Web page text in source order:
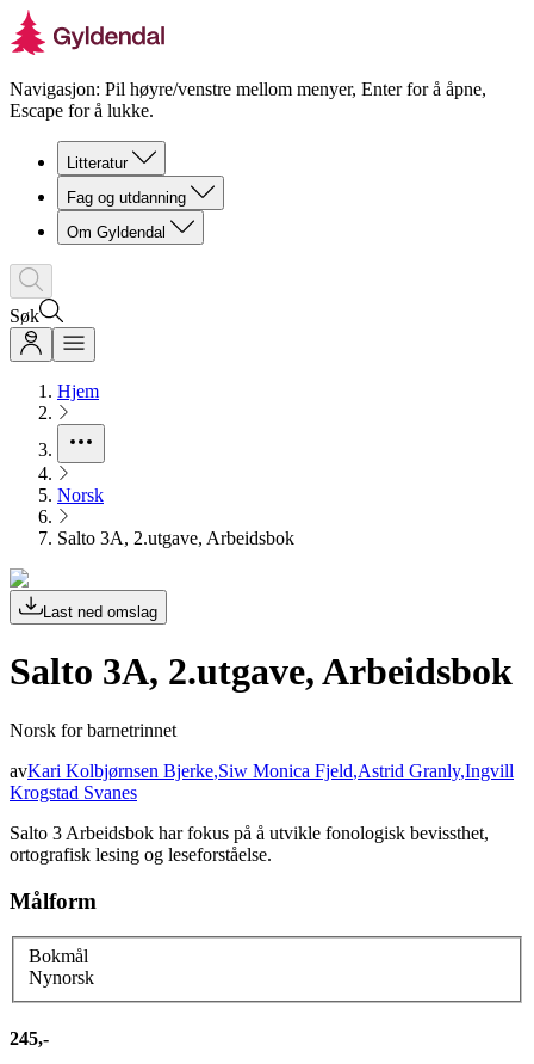
Navigasjon: Pil høyre/venstre mellom menyer, Enter for å åpne,
Escape for å lukke.
Litteratur
Fag og utdanning
Om Gyldendal
Søk
Hjem
Norsk
Salto 3A, 2.utgave, Arbeidsbok
Last ned omslag
Salto 3A, 2.utgave, Arbeidsbok
Norsk for barnetrinnet
avKari Kolbjørnsen Bjerke,Siw Monica Fjeld,Astrid Granly,Ingvill
Krogstad Svanes
Salto 3 Arbeidsbok har fokus på å utvikle fonologisk bevissthet,
ortografisk lesing og leseforståelse.
Målform
Bokmål
Nynorsk
245,-